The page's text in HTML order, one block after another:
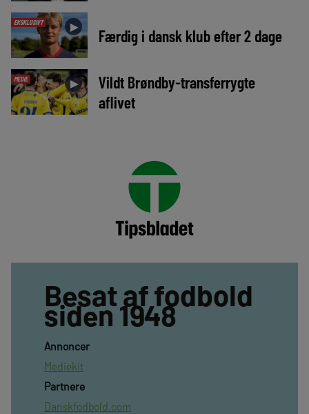
EKSKLUSIVT ► Færdig i dansk klub efter 2 dage
MEDIE ►
Vildt Brøndby-transferrygte
aflivet
Besat af fodbold
siden 1948
Annoncer
Mediekit
Partnere
Danskfodbold.com